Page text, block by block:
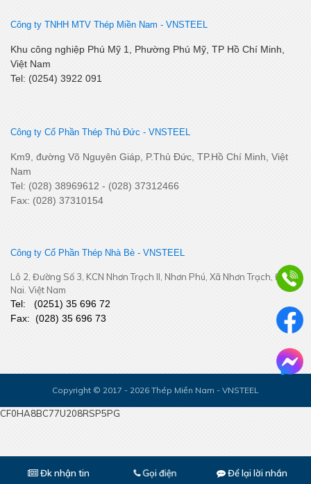
SSCV tăng cường kết nối, phát triển tiêu thụ tại thị trường
Miền Tây Nam Bộ
Bám sát thị trường khu vực Đồng Tháp - Cần Thơ – Cà Mau –
An Giang – Phú Quốc - Tăng cường kết nối, chủ động thích ứng
Công ty TNHH MTV Thép Miền Nam - VNSTEEL
Khu công nghiệp Phú Mỹ 1, Phường Phú Mỹ, TP Hồ Chí Minh,
Việt Nam
Tel: (0254) 3922 091
Công ty Cổ Phần Thép Thủ Đức - VNSTEEL
Km9, đường Võ Nguyên Giáp, P.Thủ Đức, TP.Hồ Chí Minh, Việt
Nam
Tel: (028) 38969612 - (028) 37312466
Fax: (028) 37310154
Công ty Cổ Phần Thép Nhà Bè - VNSTEEL
Lô 2, Đường Số 3, KCN Nhơn Trạch II, Nhơn Phú, Xã Nhơn Trạch, Đồng
Nai. Việt Nam
Tel: (0251) 35 696 72
Fax: (028) 35 696 73
Copyright © 2017 - 2026 Thép Miền Nam - VNSTEEL
Đk nhận tin Gọi điện Để lại lời nhắn
CF0HA8BC77U208RSP5PG